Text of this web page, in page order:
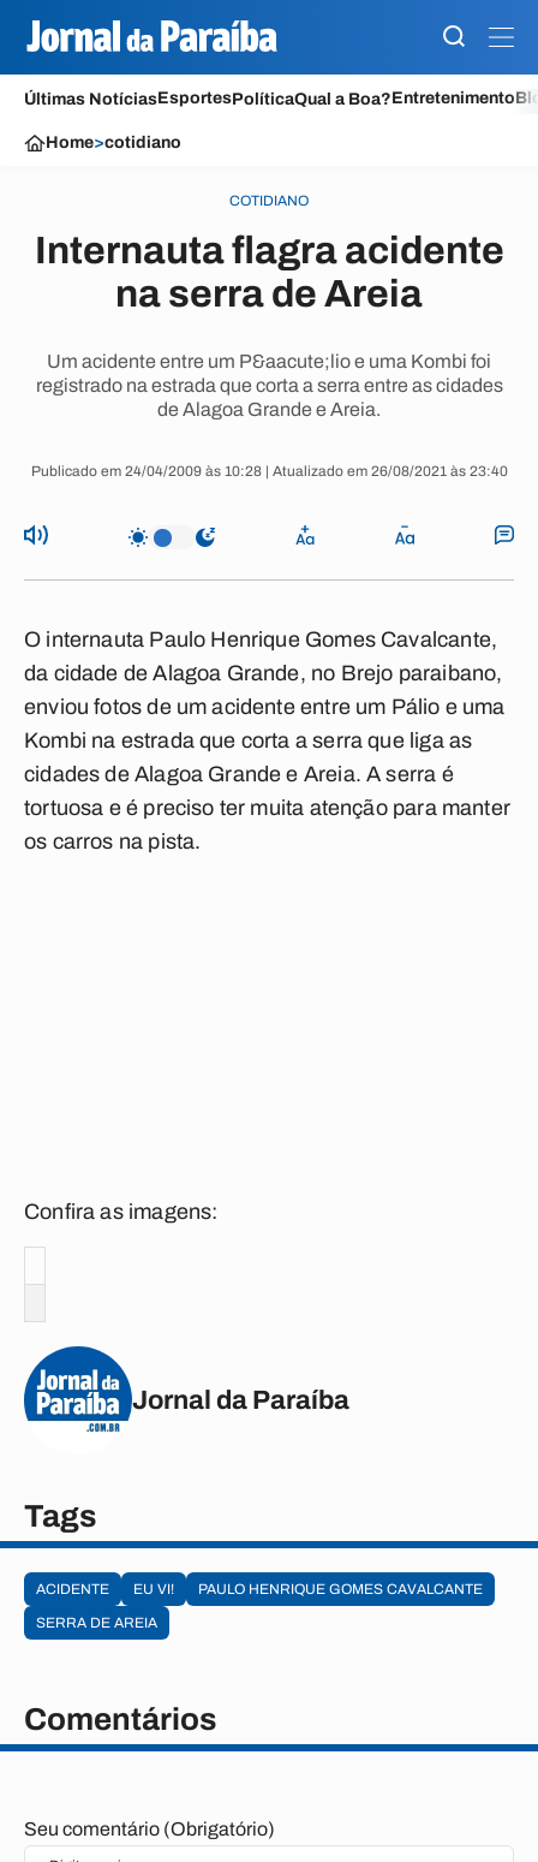
Últimas NotíciasEsportesPolíticaQual a Boa?Entretenimento
Home>cotidiano
COTIDIANO
Internauta flagra acidente
na serra de Areia
Um acidente entre um P&aacute;lio e uma Kombi foi
registrado na estrada que corta a serra entre as cidades
de Alagoa Grande e Areia.
Publicado em 24/04/2009 às 10:28 | Atualizado em 26/08/2021 às 23:40
O internauta Paulo Henrique Gomes Cavalcante,
da cidade de Alagoa Grande, no Brejo paraibano,
enviou fotos de um acidente entre um Pálio e uma
Kombi na estrada que corta a serra que liga as
cidades de Alagoa Grande e Areia. A serra é
tortuosa e é preciso ter muita atenção para manter
os carros na pista.
Confira as imagens:
Jornal da Paraíba
Tags
ACIDENTE EU VI!
PAULO HENRIQUE GOMES CAVALCANTE
SERRA DE AREIA
Comentários
Seu comentário (Obrigatório)